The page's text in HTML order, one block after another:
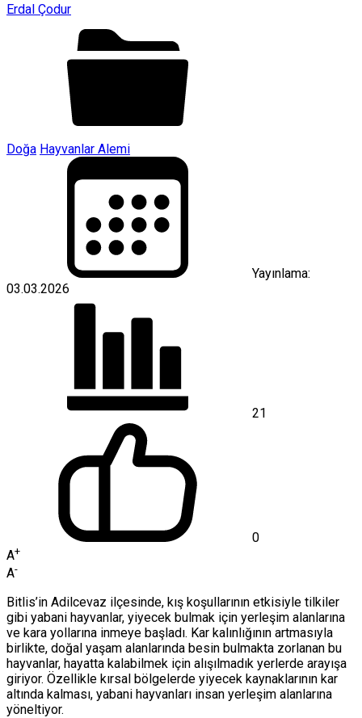
Erdal Çodur
Doğa Hayvanlar Alemi
Yayınlama:
03.03.2026
21
0
A+
A-
Bitlis’in Adilcevaz ilçesinde, kış koşullarının etkisiyle tilkiler
gibi yabani hayvanlar, yiyecek bulmak için yerleşim alanlarına
ve kara yollarına inmeye başladı. Kar kalınlığının artmasıyla
birlikte, doğal yaşam alanlarında besin bulmakta zorlanan bu
hayvanlar, hayatta kalabilmek için alışılmadık yerlerde arayışa
giriyor. Özellikle kırsal bölgelerde yiyecek kaynaklarının kar
altında kalması, yabani hayvanları insan yerleşim alanlarına
yöneltiyor.